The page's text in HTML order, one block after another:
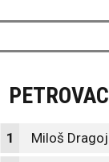
PETROVAC
1 Miloš